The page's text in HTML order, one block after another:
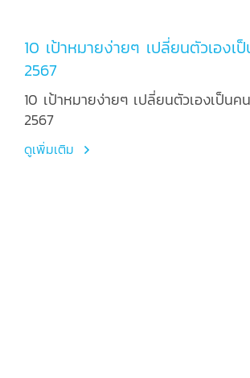
10 เป้าหมายง่ายๆ เปลี่ยนตัวเองเ
2567
10 เป้าหมายง่ายๆ เปลี่ยนตัวเองเป็นค
2567
ดูเพิ่มเติม